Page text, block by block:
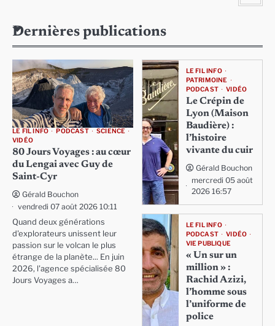
Dernières publications
LE FIL INFO PODCAST
SCIENCE
VIDÉO
80 Jours Voyages : au cœur
du Lengai avec Guy de
Saint-Cyr
Gérald Bouchon
vendredi 07 août 2026 10:11
Quand deux générations
d'explorateurs unissent leur
passion sur le volcan le plus
étrange de la planète... En juin
2026, l'agence spécialisée 80
Jours Voyages a…
LE FIL INFO
PATRIMOINE
PODCAST
VIDÉO
Le Crépin de
Lyon (Maison
Baudière) :
l’histoire
vivante du cuir
Gérald Bouchon
mercredi 05 août
2026 16:57
LE FIL INFO
PODCAST
VIDÉO
VIE PUBLIQUE
« Un sur un
million » :
Rachid Azizi,
l’homme sous
l’uniforme de
police